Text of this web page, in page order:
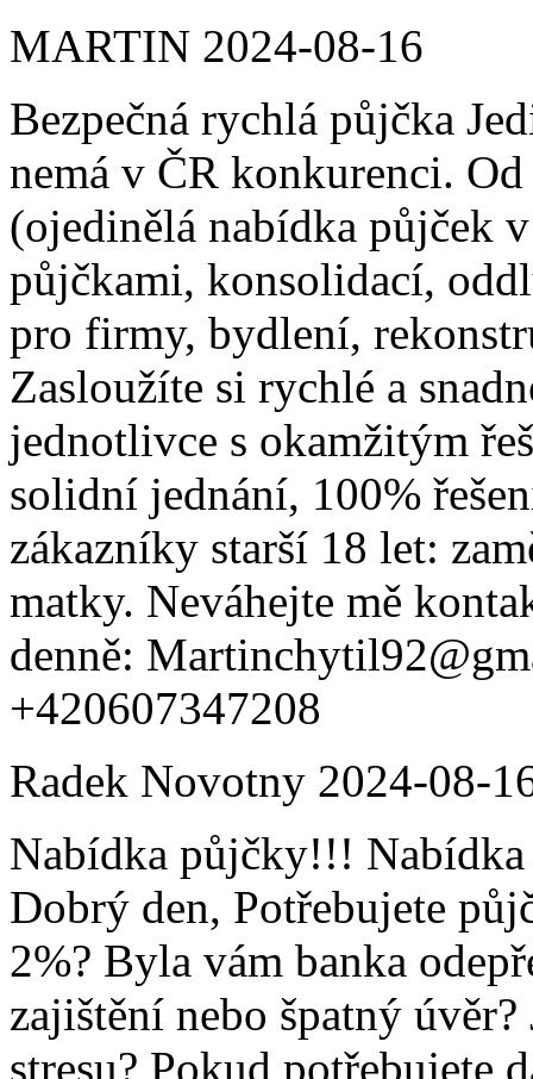
MARTIN 2024-08-16
Bezpečná rychlá půjčka
nemá v ČR konkurenci.
(ojedinělá nabídka půjček
půjčkami, konsolidací,
pro firmy, bydlení,
Zasloužíte si rychlé a
jednotlivce s okamžitým
solidní jednání, 100%
zákazníky starší 18 let:
matky. Neváhejte mě
denně:
+420607347208
Radek Novotny 2024-08-
Nabídka půjčky!!!
Dobrý den, Potřebujete
2%? Byla vám banka
zajištění nebo špatný
stresu? Pokud potřebujete